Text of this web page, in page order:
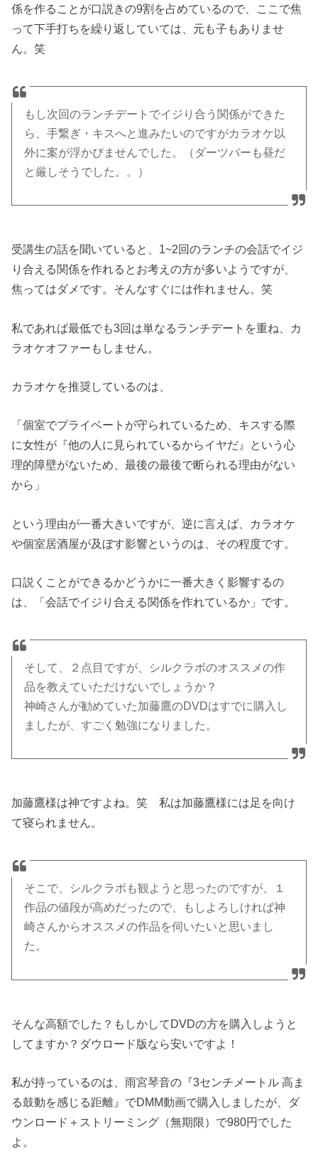
係を作ることが口説きの9割を占めているので、ここで焦
って下手打ちを繰り返していては、元も子もありませ
ん。笑
もし次回のランチデートでイジり合う関係ができた
ら、手繋ぎ・キスへと進みたいのですがカラオケ以
外に案が浮かびませんでした。（ダーツバーも昼だ
と厳しそうでした。。）
受講生の話を聞いていると、1~2回のランチの会話でイジ
り合える関係を作れるとお考えの方が多いようですが、
焦ってはダメです。そんなすぐには作れません。笑
私であれば最低でも3回は単なるランチデートを重ね、カ
ラオケオファーもしません。
カラオケを推奨しているのは、
「個室でプライベートが守られているため、キスする際
に女性が『他の人に見られているからイヤだ』という心
理的障壁がないため、最後の最後で断られる理由がない
から」
という理由が一番大きいですが、逆に言えば、カラオケ
や個室居酒屋が及ぼす影響というのは、その程度です。
口説くことができるかどうかに一番大きく影響するの
は、「会話でイジり合える関係を作れているか」です。
そして、２点目ですが、シルクラボのオススメの作
品を教えていただけないでしょうか？
神崎さんが勧めていた加藤鷹のDVDはすでに購入し
ましたが、すごく勉強になりました。
加藤鷹様は神ですよね。笑 私は加藤鷹様には足を向け
て寝られません。
そこで、シルクラボも観ようと思ったのですが、１
作品の値段が高めだったので、もしよろしければ神
崎さんからオススメの作品を伺いたいと思いまし
た。
そんな高額でした？もしかしてDVDの方を購入しようと
してますか？ダウロード版なら安いですよ！
私が持っているのは、雨宮琴音の『3センチメートル 高ま
る鼓動を感じる距離』でDMM動画で購入しましたが、ダ
ウンロード＋ストリーミング（無期限）で980円でした
よ。